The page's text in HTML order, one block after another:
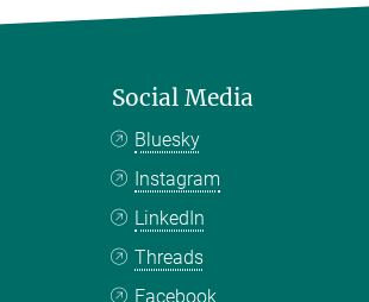
Social Media
Bluesky
Instagram
LinkedIn
Threads
Facebook